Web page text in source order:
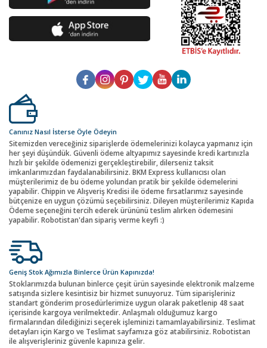
Canınız Nasıl İsterse Öyle Ödeyin
Sitemizden vereceğiniz siparişlerde ödemelerinizi kolayca yapmanız için
her şeyi düşündük. Güvenli ödeme altyapımız sayesinde kredi kartınızla
hızlı bir şekilde ödemenizi gerçekleştirebilir, dilerseniz taksit
imkanlarımızdan faydalanabilirsiniz. BKM Express kullanıcısı olan
müşterilerimiz de bu ödeme yolundan pratik bir şekilde ödemelerini
yapabilir. Chippin ve Alışveriş Kredisi ile ödeme fırsatlarımız sayesinde
bütçenize en uygun çözümü seçebilirsiniz. Dileyen müşterilerimiz Kapıda
Ödeme seçeneğini tercih ederek ürününü teslim alırken ödemesini
yapabilir. Robotistan'dan sipariş verme keyfi :)
Geniş Stok Ağımızla Binlerce Ürün Kapınızda!
Stoklarımızda bulunan binlerce çeşit ürün sayesinde elektronik malzeme
satışında sizlere kesintisiz bir hizmet sunuyoruz. Tüm siparişleriniz
standart gönderim prosedürlerimize uygun olarak paketlenip 48 saat
içerisinde kargoya verilmektedir. Anlaşmalı olduğumuz kargo
firmalarından dilediğinizi seçerek işleminizi tamamlayabilirsiniz. Teslimat
detayları için Kargo ve Teslimat sayfamıza göz atabilirsiniz. Robotistan
ile alışverişleriniz güvenle kapınıza gelir.